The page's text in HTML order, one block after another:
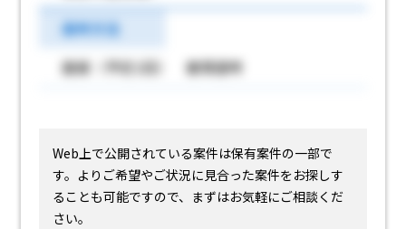
選考方法
面接（予定1回） 書類選考
Web上で公開されている案件は保有案件の一部で
す。 よりご希望やご状況に見合った案件をお探しす
ることも可能ですので、まずはお気軽にご相談くだ
さい。